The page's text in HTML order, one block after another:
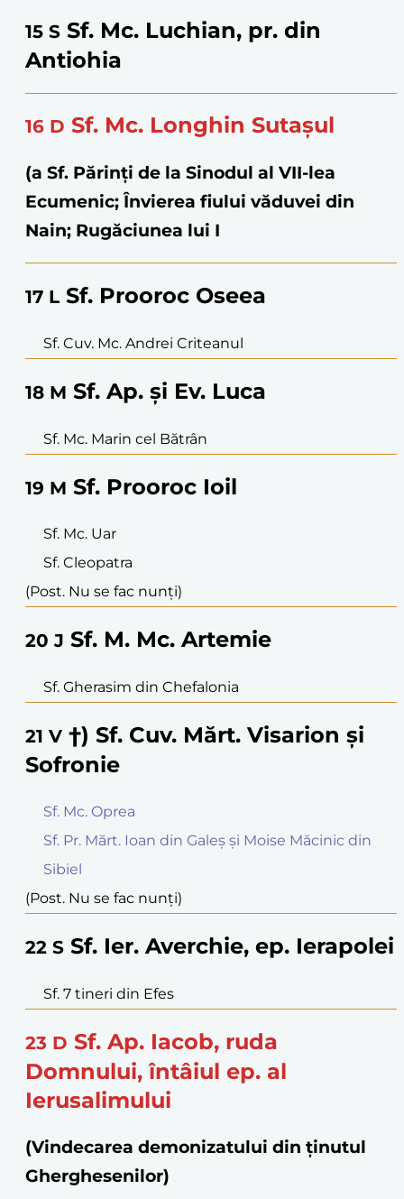
15 S Sf. Mc. Luchian, pr. din
Antiohia
16 D Sf. Mc. Longhin Sutașul
(a Sf. Părinţi de la Sinodul al VII-lea
Ecumenic; Învierea fiului văduvei din
Nain; Rugăciunea lui I
17 L Sf. Prooroc Oseea
Sf. Cuv. Mc. Andrei Criteanul
18 M Sf. Ap. și Ev. Luca
Sf. Mc. Marin cel Bătrân
19 M Sf. Prooroc Ioil
Sf. Mc. Uar
Sf. Cleopatra
(Post. Nu se fac nunți)
20 J Sf. M. Mc. Artemie
Sf. Gherasim din Chefalonia
21 V †) Sf. Cuv. Mărt. Visarion și
Sofronie
Sf. Mc. Oprea
Sf. Pr. Mărt. Ioan din Galeș și Moise Măcinic din
Sibiel
(Post. Nu se fac nunți)
22 S Sf. Ier. Averchie, ep. Ierapolei
Sf. 7 tineri din Efes
23 D Sf. Ap. Iacob, ruda
Domnului, întâiul ep. al
Ierusalimului
(Vindecarea demonizatului din ținutul
Gherghesenilor)